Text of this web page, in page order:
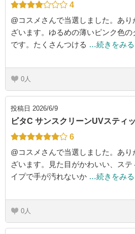
4
@コスメさんで当選しました。あり
ざいます。ゆるめの薄いピンク色の
です。たくさんつける …続きをみる
0
投稿日 2026/6/9
ビタC サンスクリーンUVスティ
6
@コスメさんで当選しました。あり
ざいます。見た目がかわいい、ステ
イプで手が汚れないか …続きをみる
0